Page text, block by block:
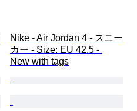
Nike - Air Jordan 4 - スニー
カー - Size: EU 42.5 -
New with tags